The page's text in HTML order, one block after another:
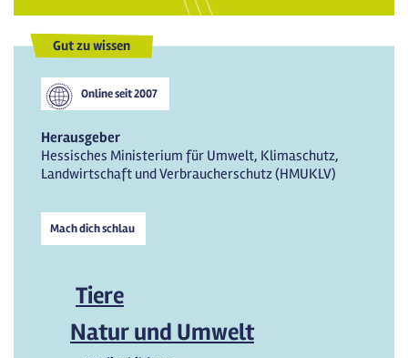
Gut zu wissen
Online seit2007
Herausgeber
Hessisches Ministerium für Umwelt, Klimaschutz,
Landwirtschaft und Verbraucherschutz (HMUKLV)
Mach dich schlau
Tiere
Natur und Umwelt